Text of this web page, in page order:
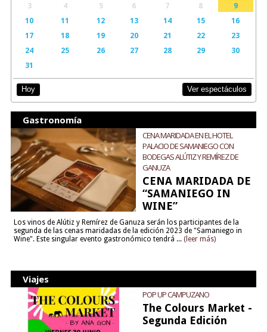
3
4 5 6 7 8
9
10
11 12 13 14 15
16
17
18 19 20 21 22
23
24
25 26 27 28 29
30
31
Hoy Ver espectáculos
Gastronomía
CENA MARIDADA EN EL HOTEL
PALACIO DE SAMANIEGO CON
BODEGAS ALÚTIZ Y REMÍREZ DE
GANUZA
CENA MARIDADA DE
“SAMANIEGO IN
WINE”
Los vinos de Alútiz y Remírez de Ganuza serán los participantes de la
segunda de las cenas maridadas de la edición 2023 de "Samaniego in
Wine". Este singular evento gastronómico tendrá ... (leer más)
Viajes
POP UP CAMPUZANO
The Colours Market -
Segunda Edición